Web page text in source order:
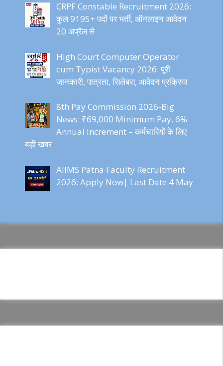
CRPF Constable Recruitment 2026:
कुल 9195+ पदों पर भर्ती, ऑनलाइन आवेदन
20 अप्रैल से
High Court Computer Operator
cum Typist Vacancy 2026: पूरी
जानकारी, पात्रता, सिलेबस, आवेदन प्रक्रिया
8th Pay Commission 2026-Big
News: ₹69,000 Minimum Pay, 6%
Annual Increment – कर्मचारियों के लिए
बड़ी खबर
AIIMS Patna Faculty Recruitment
2026: Apply Now| Last Date 4 May